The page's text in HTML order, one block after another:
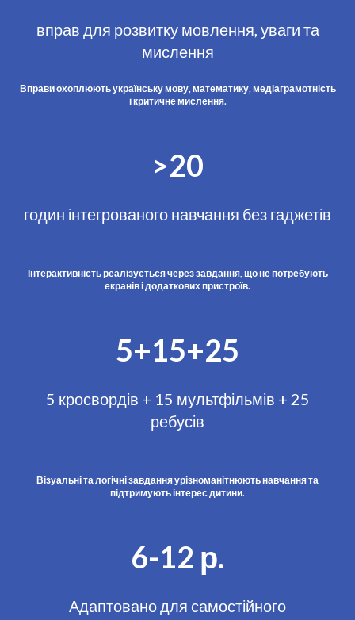
вправ для розвитку мовлення, уваги та
мислення
Вправи охоплюють українську мову, математику, медіаграмотність
і критичне мислення.
>20
годин інтегрованого навчання без гаджетів
Інтерактивність реалізується через завдання, що не потребують
екранів і додаткових пристроїв.
5+15+25
5 кросвордів + 15 мультфільмів + 25
ребусів
Візуальні та логічні завдання урізноманітнюють навчання та
підтримують інтерес дитини.
6-12 р.
Адаптовано для самостійного